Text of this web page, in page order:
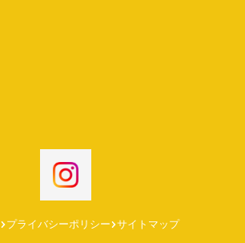
プライバシーポリシー サイトマップ